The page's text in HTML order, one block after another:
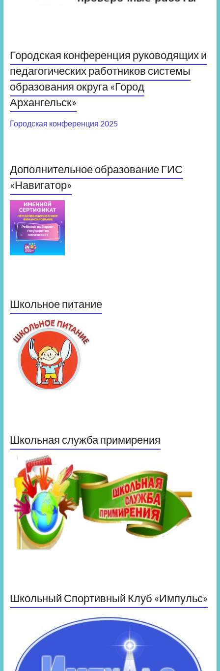
Городская конференция руководящих и
педагогических работников системы
образования округа «Город
Архангельск»
Городская конференция 2025
Дополнительное образование ГИС
«Навигатор»
Школьное питание
Школьная служба примирения
Школьный Спортивный Клуб «Импульс»